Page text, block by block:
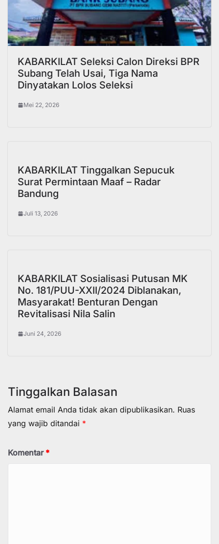
KABARKILAT Seleksi Calon Direksi BPR
Subang Telah Usai, Tiga Nama
Dinyatakan Lolos Seleksi
Mei 22, 2026
KABARKILAT Tinggalkan Sepucuk
Surat Permintaan Maaf – Radar
Bandung
Juli 13, 2026
KABARKILAT Sosialisasi Putusan MK
No. 181/PUU-XXII/2024 Diblanakan,
Masyarakat! Benturan Dengan
Revitalisasi Nila Salin
Juni 24, 2026
Tinggalkan Balasan
Alamat email Anda tidak akan dipublikasikan. Ruas
yang wajib ditandai *
Komentar *